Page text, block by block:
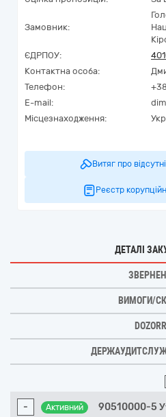
Замовник:
ЄДРПОУ:
Контактна особа:
Телефон:
E-mail:
Місцезнаходження:
Витяг про
Реєстр
ДЕТАЛІ
ВИМОГИ/
- Активний 90510000-5